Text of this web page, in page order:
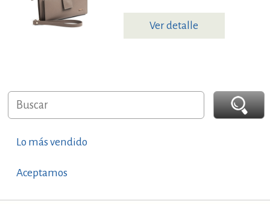
Ver detalle
Lo más vendido
Aceptamos